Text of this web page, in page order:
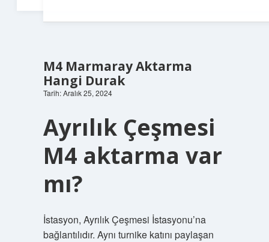
M4 Marmaray Aktarma
Hangi Durak
Tarih: Aralık 25, 2024
Ayrılık Çeşmesi
M4 aktarma var
mı?
İstasyon, Ayrılık Çeşmesi İstasyonu’na
bağlantılıdır. Aynı turnike katını paylaşan